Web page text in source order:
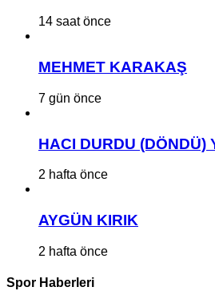
14 saat önce
MEHMET KARAKAŞ
7 gün önce
HACI DURDU (DÖNDÜ)
2 hafta önce
AYGÜN KIRIK
2 hafta önce
Spor Haberleri